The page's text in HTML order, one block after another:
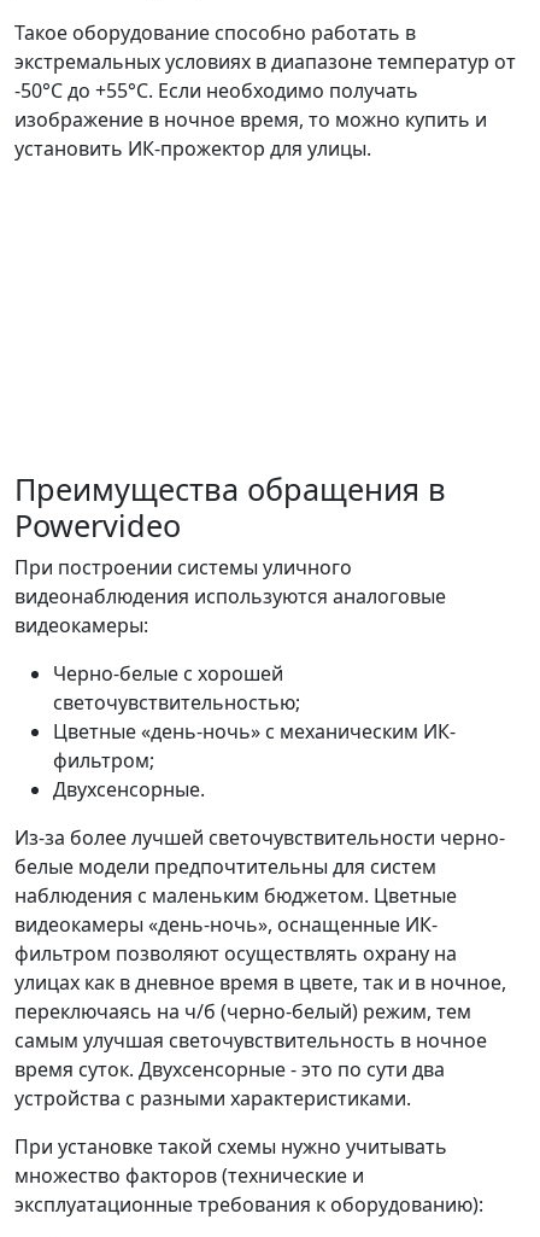
Такое оборудование способно работать в
экстремальных условиях в диапазоне температур от
-50°C до +55°C. Если необходимо получать
изображение в ночное время, то можно купить и
установить ИК-прожектор для улицы.
Преимущества обращения в
Powervideo
При построении системы уличного
видеонаблюдения используются аналоговые
видеокамеры:
Черно-белые с хорошей
светочувствительностью;
Цветные «день-ночь» с механическим ИК-
фильтром;
Двухсенсорные.
Из-за более лучшей светочувствительности черно-
белые модели предпочтительны для систем
наблюдения с маленьким бюджетом. Цветные
видеокамеры «день-ночь», оснащенные ИК-
фильтром позволяют осуществлять охрану на
улицах как в дневное время в цвете, так и в ночное,
переключаясь на ч/б (черно-белый) режим, тем
самым улучшая светочувствительность в ночное
время суток. Двухсенсорные - это по сути два
устройства с разными характеристиками.
При установке такой схемы нужно учитывать
множество факторов (технические и
эксплуатационные требования к оборудованию):